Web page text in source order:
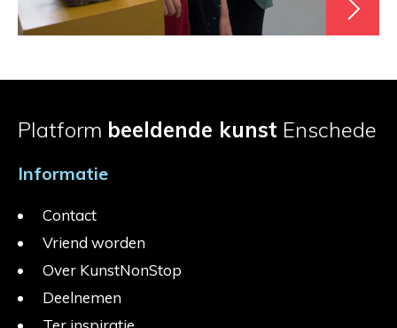
Platform beeldende kunst Enschede
Informatie
Contact
Vriend worden
Over KunstNonStop
Deelnemen